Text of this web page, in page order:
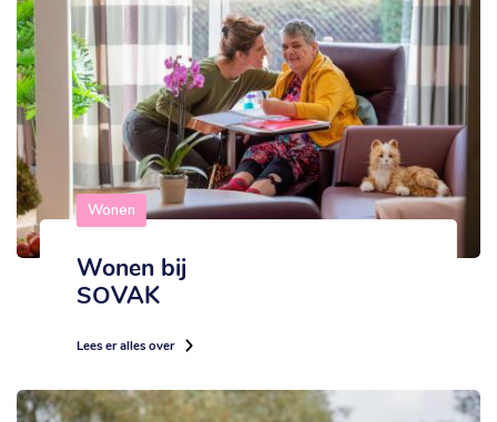
Wonen
Wonen bij
SOVAK
Lees er alles over